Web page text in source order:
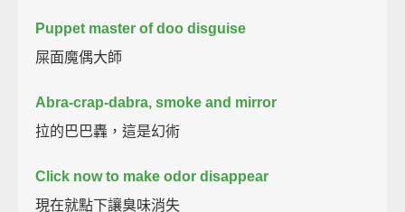
Puppet master of doo disguise
屎面魔偶大師
Abra-crap-dabra, smoke and mirror
拉的巴巴轟，這是幻術
Click now to make odor disappear
現在就點下讓臭味消失